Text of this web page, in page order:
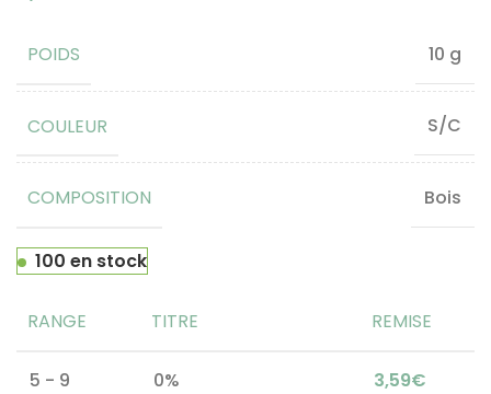
POIDS 10 g
COULEUR S/C
COMPOSITION Bois
100 en stock
RANGE TITRE REMISE
5 - 9 0% 3,59€